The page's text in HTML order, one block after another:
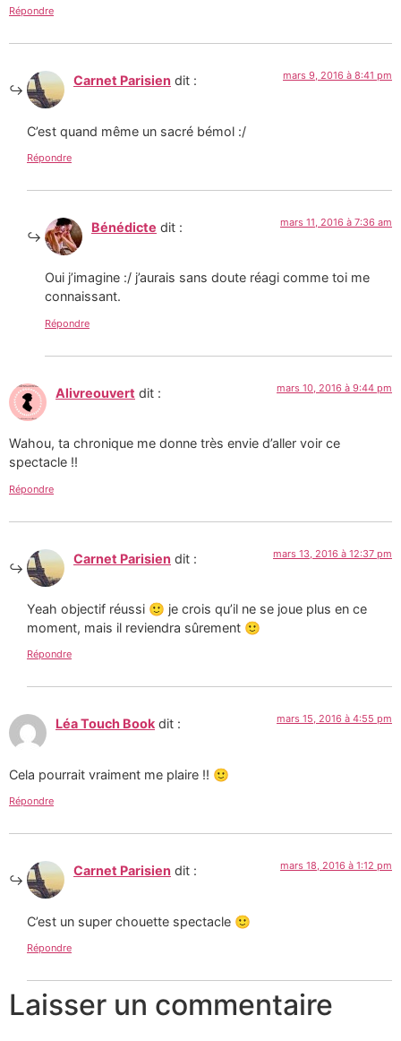
Répondre
Carnet Parisien dit : mars 9, 2016 à 8:41 pm
C’est quand même un sacré bémol :/
Répondre
Bénédicte dit : mars 11, 2016 à 7:36 am
Oui j’imagine :/ j’aurais sans doute réagi comme toi me
connaissant.
Répondre
Alivreouvert dit : mars 10, 2016 à 9:44 pm
Wahou, ta chronique me donne très envie d’aller voir ce
spectacle !!
Répondre
Carnet Parisien dit : mars 13, 2016 à 12:37 pm
Yeah objectif réussi 🙂 je crois qu’il ne se joue plus en ce
moment, mais il reviendra sûrement 🙂
Répondre
Léa Touch Book dit : mars 15, 2016 à 4:55 pm
Cela pourrait vraiment me plaire !! 🙂
Répondre
Carnet Parisien dit : mars 18, 2016 à 1:12 pm
C’est un super chouette spectacle 🙂
Répondre
Laisser un commentaire